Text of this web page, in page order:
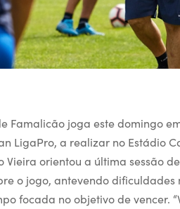
Famalicão joga este domingo
LigaPro, a realizar no Estádio
Vieira orientou a última sessão
o jogo, antevendo
focada no objetivo de vencer.